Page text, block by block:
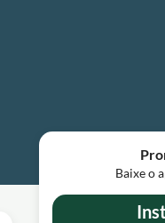
Baixe o